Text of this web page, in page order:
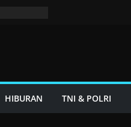
HIBURAN TNI & POLRI